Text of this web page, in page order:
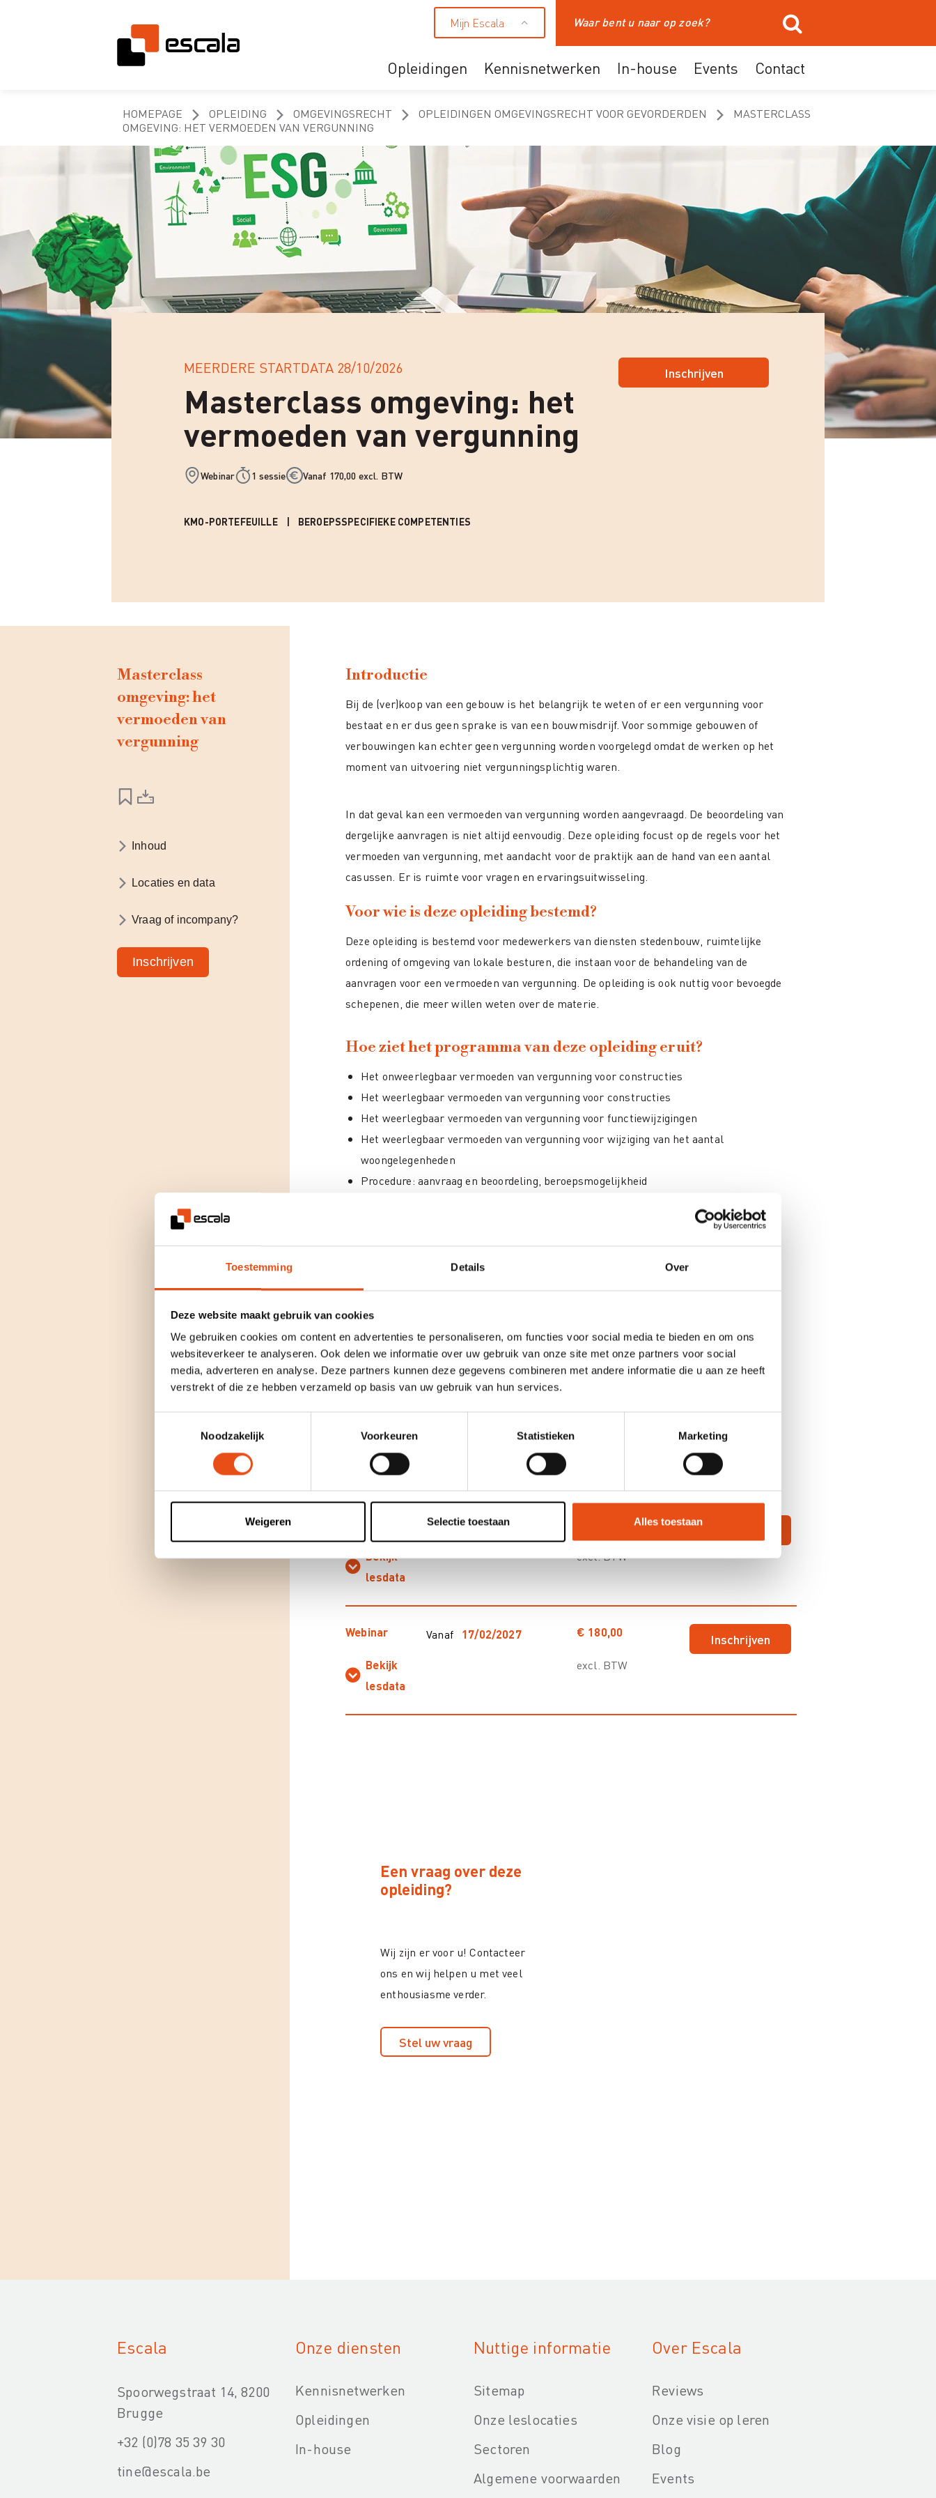
Toestemming Details Over
Deze website maakt gebruik van cookies
We gebruiken cookies om content en advertenties te personaliseren, om functies voor social media te bieden en om ons
websiteverkeer te analyseren. Ook delen we informatie over uw gebruik van onze site met onze partners voor social
media, adverteren en analyse. Deze partners kunnen deze gegevens combineren met andere informatie die u aan ze heeft
verstrekt of die ze hebben verzameld op basis van uw gebruik van hun services.
Noodzakelijk
Voorkeuren Statistieken Marketing
Weigeren Selectie toestaan Alles toestaan
Mijn Escala Zoeken
Opleidingen
HR en leidinggevende
Kennisnetwerken In-house Events Contact
HOMEPAGE OPLEIDING OMGEVINGSRECHT OPLEIDINGEN OMGEVINGSRECHT VOOR GEVORDERDEN
MASTERCLASS
OMGEVING: HET VERMOEDEN VAN VERGUNNING
MEERDERE STARTDATA 28/10/2026
Masterclass omgeving: het
vermoeden van vergunning
Webinar 1 sessie Vanaf 170,00 excl. BTW
KMO-PORTEFEUILLE BEROEPSSPECIFIEKE COMPETENTIES
Inschrijven
Masterclass
omgeving: het
vermoeden van
vergunning
Inhoud
Locaties en data
Vraag of incompany?
Inschrijven
Introductie
Bij de (ver)koop van een gebouw is het belangrijk te weten of er een vergunning voor
bestaat en er dus geen sprake is van een bouwmisdrijf. Voor sommige gebouwen of
verbouwingen kan echter geen vergunning worden voorgelegd omdat de werken op het
moment van uitvoering niet vergunningsplichtig waren.
In dat geval kan een vermoeden van vergunning worden aangevraagd. De beoordeling van
dergelijke aanvragen is niet altijd eenvoudig. Deze opleiding focust op de regels voor het
vermoeden van vergunning, met aandacht voor de praktijk aan de hand van een aantal
casussen. Er is ruimte voor vragen en ervaringsuitwisseling.
Voor wie is deze opleiding bestemd?
Deze opleiding is bestemd voor medewerkers van diensten stedenbouw, ruimtelijke
ordening of omgeving van lokale besturen, die instaan voor de behandeling van de
aanvragen voor een vermoeden van vergunning. De opleiding is ook nuttig voor bevoegde
schepenen, die meer willen weten over de materie.
Hoe ziet het programma van deze opleiding eruit?
Het onweerlegbaar vermoeden van vergunning voor constructies
Het weerlegbaar vermoeden van vergunning voor constructies
Het weerlegbaar vermoeden van vergunning voor functiewijzigingen
Het weerlegbaar vermoeden van vergunning voor wijziging van het aantal
woongelegenheden
Procedure: aanvraag en beoordeling, beroepsmogelijkheid
Bijkomende info
Dit programma komt in aanmerking voor4 uur BIV permanente vorming.
ONZE OPLEIDINGEN
Locaties en data
Bekijk
lesdata
Vanaf 28/10/2026
excl. BTW
Webinar
Bekijk
lesdata
Vanaf 17/02/2027 € 180,00
excl. BTW
Inschrijven
Een vraag over deze
opleiding?
Wij zijn er voor u! Contacteer
ons en wij helpen u met veel
enthousiasme verder.
Stel uw vraag
Escala
Spoorwegstraat 14, 8200
Brugge
+32 (0)78 35 39 30
tine@escala.be
Onze diensten
Kennisnetwerken
Opleidingen
In-house
Nuttige informatie
Sitemap
Onze leslocaties
Sectoren
Algemene voorwaarden
Over Escala
Reviews
Onze visie op leren
Blog
Events